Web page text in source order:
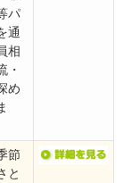
パ
通
相
・
め
節
と